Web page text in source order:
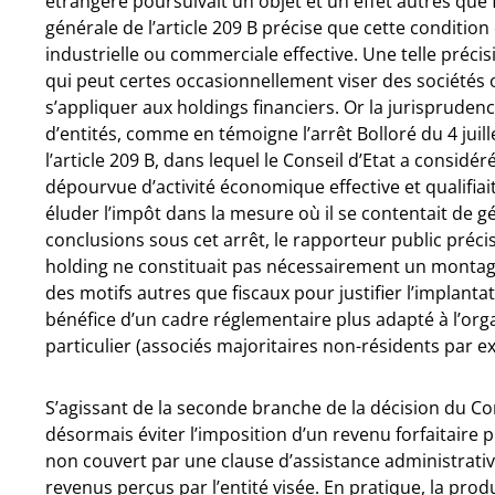
générale de l’article 209 B précise que cette
industrielle ou commerciale effective. Une telle
qui peut certes occasionnellement viser des
s’appliquer aux holdings financiers. Or la
d’entités, comme en témoigne l’arrêt Bolloré du 4
l’article 209 B, dans lequel le Conseil d’Etat a
dépourvue d’activité économique effective et
éluder l’impôt dans la mesure où il se contentait de
conclusions sous cet arrêt, le rapporteur public
holding ne constituait pas nécessairement un
des motifs autres que fiscaux pour justifier
bénéfice d’un cadre réglementaire plus adapté à
particulier (associés majoritaires non-résidents par
S’agissant de la seconde branche de la décision du
désormais éviter l’imposition d’un revenu forfaitaire
non couvert par une clause d’assistance
revenus perçus par l’entité visée. En pratique, la